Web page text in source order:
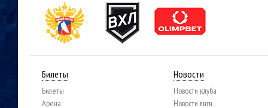
Билеты
Билеты
Арена
Новости
Новости клуба
Новости лиги